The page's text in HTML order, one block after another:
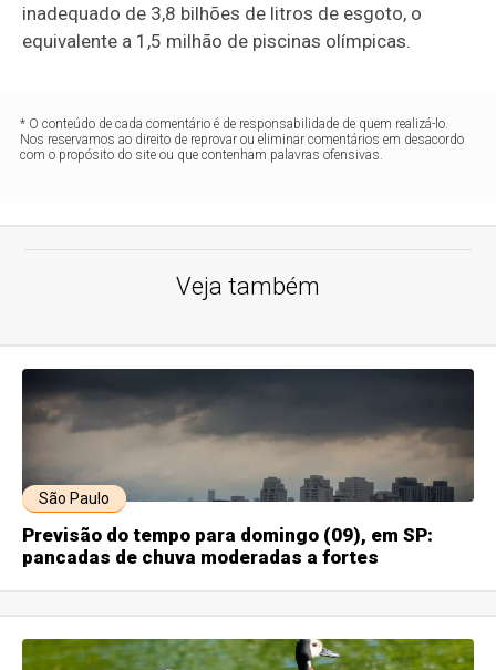
inadequado de 3,8 bilhões de litros de esgoto, o
equivalente a 1,5 milhão de piscinas olímpicas.
* O conteúdo de cada comentário é de responsabilidade de quem realizá-lo.
Nos reservamos ao direito de reprovar ou eliminar comentários em desacordo
com o propósito do site ou que contenham palavras ofensivas.
Veja também
São Paulo
Previsão do tempo para domingo (09), em SP:
pancadas de chuva moderadas a fortes